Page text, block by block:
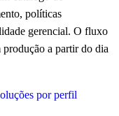
políticas
gerencial. O fluxo
a partir do dia
por perfil